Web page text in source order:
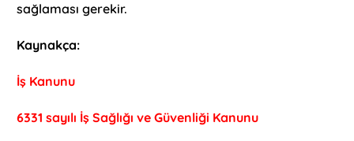
sağlaması gerekir.
Kaynakça:
İş Kanunu
6331 sayılı İş Sağlığı ve Güvenliği Kanunu